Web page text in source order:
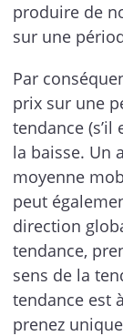
produire de
sur une
Par
prix sur une
tendance (s’il
la baisse. Un
moyenne
peut
direction
tendance,
sens de la
tendance est
prenez